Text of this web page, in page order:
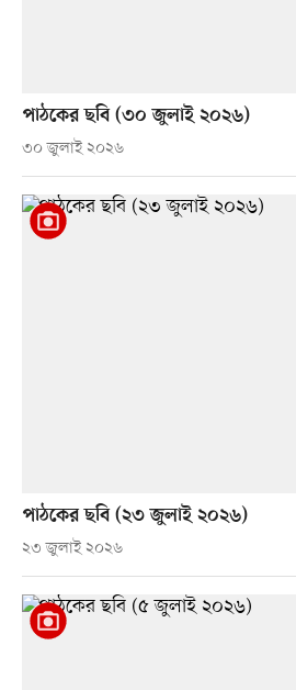
পাঠকের ছবি (৩০ জুলাই ২০২৬)
৩০ জুলাই ২০২৬
পাঠকের ছবি (২৩ জুলাই ২০২৬)
২৩ জুলাই ২০২৬